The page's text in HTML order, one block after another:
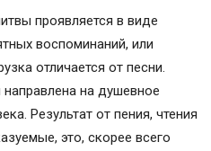
проявляется в виде
воспоминаний, или
отличается от песни.
на душевное
Результат от пения, чтения
это, скорее всего